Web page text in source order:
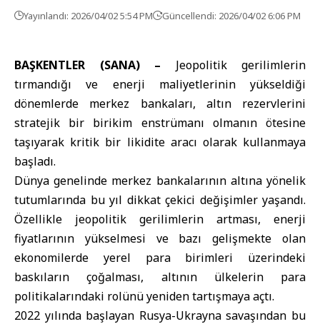
Yayınlandı: 2026/04/02 5:54 PM Güncellendi: 2026/04/02 6:06 PM
BAŞKENTLER (SANA) – Jeopolitik gerilimlerin
tırmandığı ve enerji maliyetlerinin yükseldiği
dönemlerde merkez bankaları, altın rezervlerini
stratejik bir birikim enstrümanı olmanın ötesine
taşıyarak kritik bir likidite aracı olarak kullanmaya
başladı.
Dünya genelinde merkez bankalarının altına yönelik
tutumlarında bu yıl dikkat çekici değişimler yaşandı.
Özellikle jeopolitik gerilimlerin artması, enerji
fiyatlarının yükselmesi ve bazı gelişmekte olan
ekonomilerde yerel para birimleri üzerindeki
baskıların çoğalması, altının ülkelerin para
politikalarındaki rolünü yeniden tartışmaya açtı.
2022 yılında başlayan Rusya-Ukrayna savaşından bu